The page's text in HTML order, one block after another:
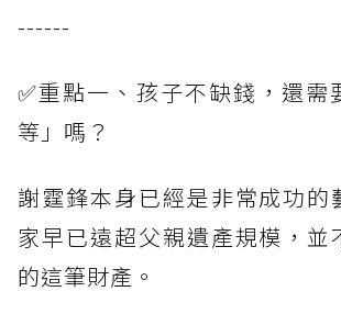
------
✅重點一、孩子不缺錢，還需
等」嗎？
謝霆鋒本身已經是非常成功的
家早已遠超父親遺產規模，並
的這筆財產。